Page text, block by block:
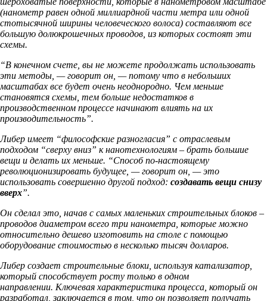
(нанометр равен одной миллиардной части метра или одной
стотысячной ширины человеческого волоса) составляют все
большую долюкрошечных проводов, из которых состоят эти
схемы.
“В конечном счете, вы не можете продолжать использовать
эти методы, — говорит он, — потому что в небольших
масштабах все будет очень неоднородно. Чем меньше
становятся схемы, тем больше недостатков в
производственном процессе начинают влиять на их
производительность”.
Либер имеет “философские разногласия” с отраслевым
подходом “сверху вниз” к нанотехнологиям – брать большие
вещи и делать их меньше. “Способ по-настоящему
революционизировать будущее, — говорит он, — это
использовать совершенно другой подход: создавать вещи снизу
вверх”.
Он сделал это, начав с самых маленьких строительных блоков –
проводов диаметром всего три нанометра, которые можно
относительно дешево изготовить на столе с помощью
оборудование стоимостью в несколько тысяч долларов.
Либер создает строительные блоки, используя катализатор,
который способствует росту только в одном
направлении. Ключевая характеристика процесса, который он
разработал, заключается в том, что он позволяет получать